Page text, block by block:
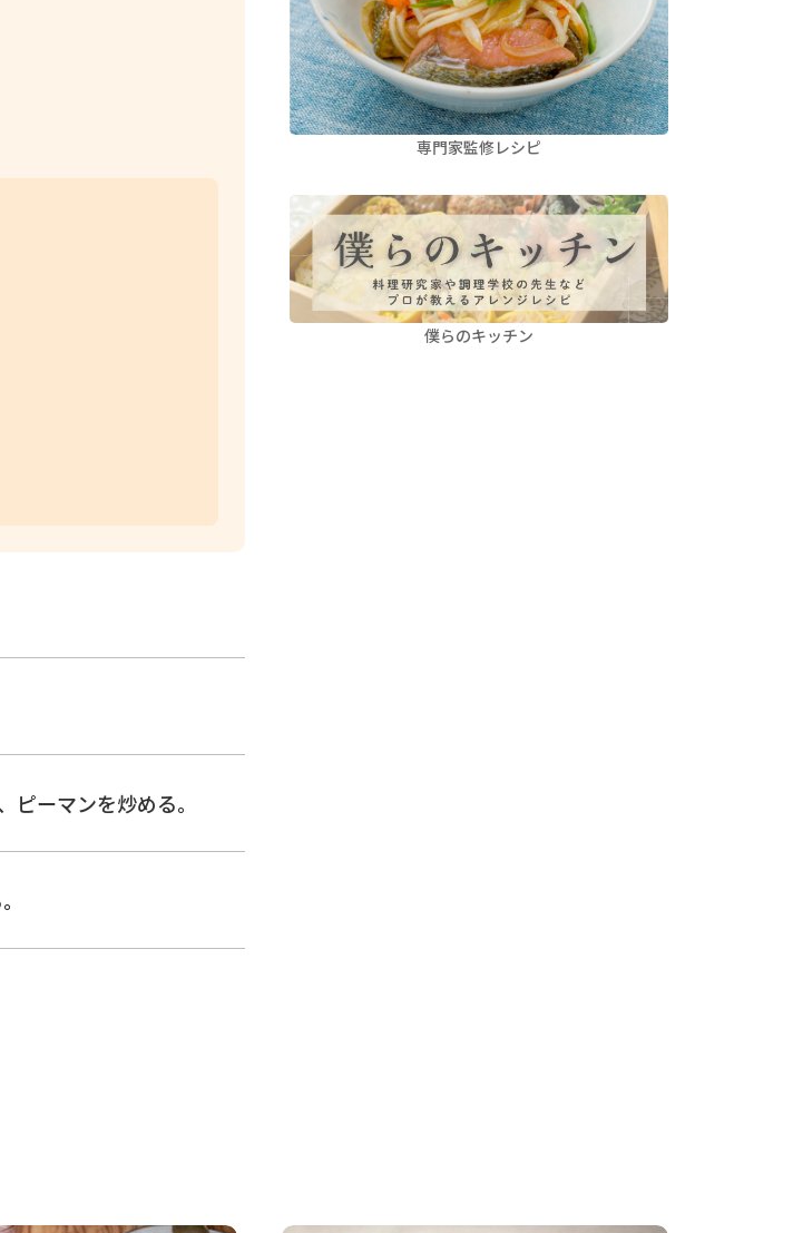
ーマンを炒める。
専門家監修レシピ
僕らのキッチン